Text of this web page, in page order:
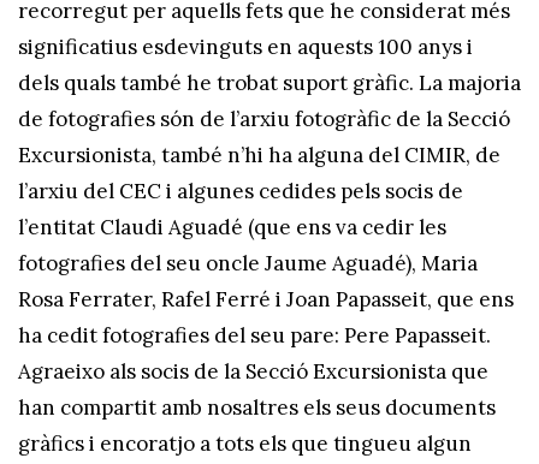
recorregut per aquells fets que he considerat més
significatius esdevinguts en aquests 100 anys i
dels quals també he trobat suport gràfic. La majoria
de fotografies són de l’arxiu fotogràfic de la Secció
Excursionista, també n’hi ha alguna del CIMIR, de
l’arxiu del CEC i algunes cedides pels socis de
l’entitat Claudi Aguadé (que ens va cedir les
fotografies del seu oncle Jaume Aguadé), Maria
Rosa Ferrater, Rafel Ferré i Joan Papasseit, que ens
ha cedit fotografies del seu pare: Pere Papasseit.
Agraeixo als socis de la Secció Excursionista que
han compartit amb nosaltres els seus documents
gràfics i encoratjo a tots els que tingueu algun